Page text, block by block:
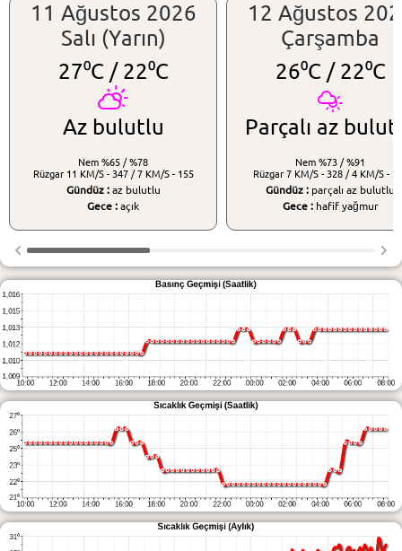
11 Ağustos 2026
Salı (Yarın)
27⁰C /22⁰C
Az bulutlu
Nem %65 / %78
Rüzgar 11 KM/S - 347 / 7 KM/S - 155
Gündüz :az bulutlu
Gece : açık
12 Ağustos
Çarşamba
26⁰C /22⁰C
Parçalı az
Nem %73 / %91
Rüzgar 7 KM/S - 328 / 4 KM/S -
Gündüz : parçalı az bulutlu
Gece :hafif yağmur